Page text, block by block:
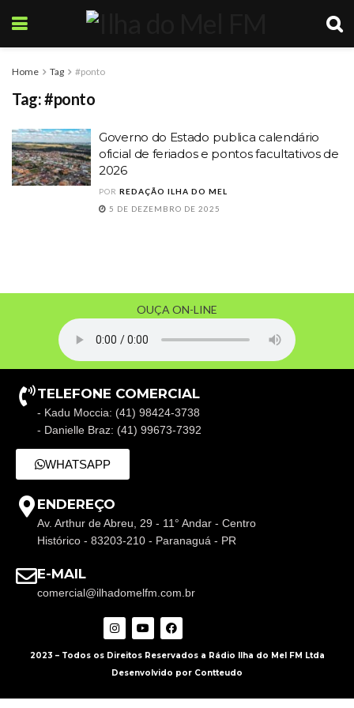
Home Tag #ponto
Tag:#ponto
Governo do Estado publica calendário
oficial de feriados e pontos facultativos de
2026
POR REDAÇÃO ILHA DO MEL
5 DE DEZEMBRO DE 2025
OUÇA ON-LINE
TELEFONE COMERCIAL
- Kadu Moccia: (41) 98424-3738
- Danielle Braz: (41) 99673-7392
WHATSAPP
ENDEREÇO
Av. Arthur de Abreu, 29 - 11° Andar - Centro
Histórico - 83203-210 - Paranaguá - PR
E-MAIL
comercial@ilhadomelfm.com.br
2023 – Todos os Direitos Reservados a Rádio Ilha do Mel FM Ltda
Desenvolvido por Contteudo